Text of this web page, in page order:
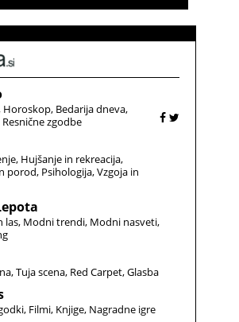
Horoskop Bedarija dneva
Resnične zgodbe
Hujšanje in rekreacija
porod Psihologija Vzgoja in
las Modni trendi Modni nasveti
Tuja scena Red Carpet Glasba
Filmi Knjige Nagradne igre